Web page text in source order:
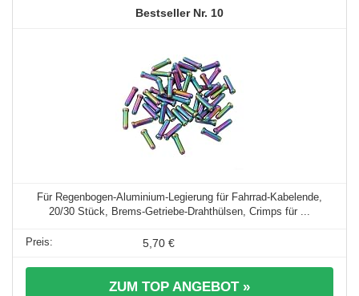
10
Für Regenbogen-Aluminium-Legierung für Fahrrad-Kabelende,
20/30 Stück, Brems-Getriebe-Drahthülsen, Crimps für ...
5,70 €
ZUM TOP ANGEBOT »